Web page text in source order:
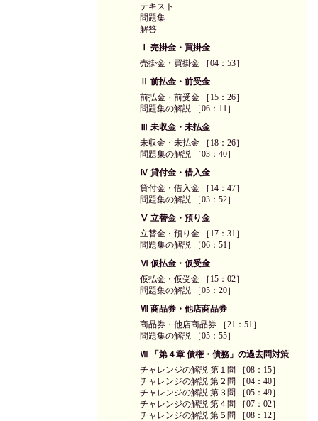
テキスト
問題集
解答
Ⅰ 売掛金・買掛金
売掛金・買掛金 ［04：53］
Ⅱ 前払金・前受金
前払金・前受金 ［15：26］
問題集の解説 ［06：11］
Ⅲ 未収金・未払金
未収金・未払金 ［18：26］
問題集の解説 ［03：40］
Ⅳ 貸付金・借入金
貸付金・借入金 ［14：47］
問題集の解説 ［03：52］
Ⅴ 立替金・預り金
立替金・預り金 ［17：31］
問題集の解説 ［06：51］
Ⅵ 仮払金・仮受金
仮払金・仮受金 ［15：02］
問題集の解説 ［05：20］
Ⅶ 商品券・他店商品券
商品券・他店商品券 ［21：51］
問題集の解説 ［05：55］
Ⅷ 「第４章 債権・債務」の過去問対策
チャレンジの解説 第１問 ［08：15］
チャレンジの解説 第２問 ［04：40］
チャレンジの解説 第３問 ［05：49］
チャレンジの解説 第４問 ［07：02］
チャレンジの解説 第５問 ［08：12］